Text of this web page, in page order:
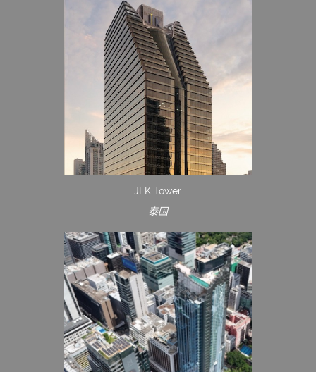
JLK Tower
泰国